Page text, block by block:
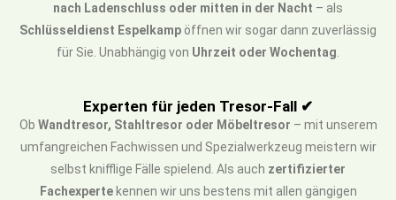
nach Ladenschluss oder mitten in der Nacht – als
Schlüsseldienst Espelkamp öffnen wir sogar dann zuverlässig
für Sie. Unabhängig von Uhrzeit oder Wochentag
Experten für jeden Tresor-Fall ✔
Ob Wandtresor, Stahltresor oder Möbeltresor – mit unserem
umfangreichen Fachwissen und Spezialwerkzeug meistern wir
selbst knifflige Fälle spielend. Als auch zertifizierter
Fachexpertekennen wir uns bestens mit allen gängigen